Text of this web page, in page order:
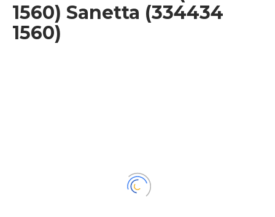
1560) Sanetta (334434
1560)